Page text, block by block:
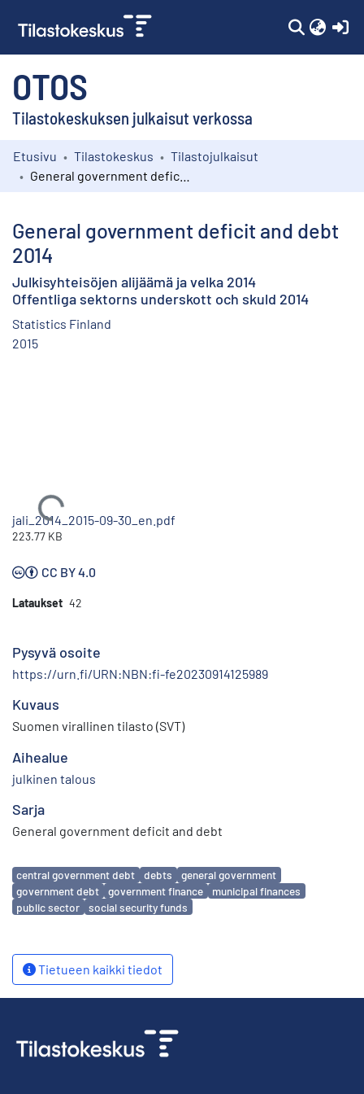
OTOS
Tilastokeskuksen julkaisut verkossa
Kokoelmat
Etusivu Tilastokeskus
Tilastojulkaisut
General government deficit and debt
2014
Julkisyhteisöjen alijäämä ja velka 2014
Offentliga sektorns underskott och skuld 2014
Statistics Finland
2015
Ladataan...
jali_2014_2015-09-30_en.pdf
223.77 KB
CC BY 4.0
Lataukset 42
Pysyvä osoite
https://urn.fi/URN:NBN:fi-fe20230914125989
Kuvaus
Suomen virallinen tilasto (SVT)
Aihealue
julkinen talous
Sarja
General government deficit and debt
Avainsanat
central government debt debts
general government
government debt
government finance
municipal finances
public sector
social security funds
Tietueen kaikki tiedot